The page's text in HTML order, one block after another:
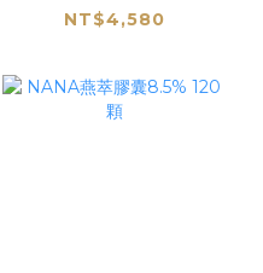
NT$4,580